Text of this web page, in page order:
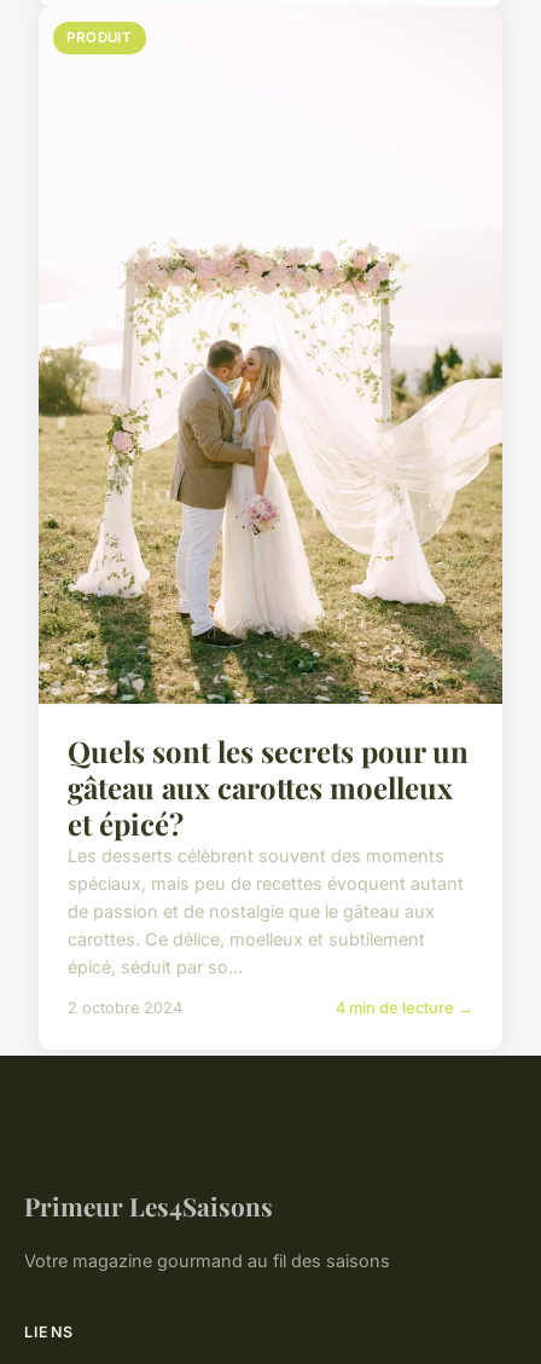
PRODUIT
Quels sont les secrets pour un
gâteau aux carottes moelleux
et épicé?
Les desserts célèbrent souvent des moments
spéciaux, mais peu de recettes évoquent autant
de passion et de nostalgie que le gâteau aux
carottes. Ce délice, moelleux et subtilement
épicé, séduit par so...
2 octobre 2024 4 min de lecture →
Primeur Les4Saisons
Votre magazine gourmand au fil des saisons
LIENS